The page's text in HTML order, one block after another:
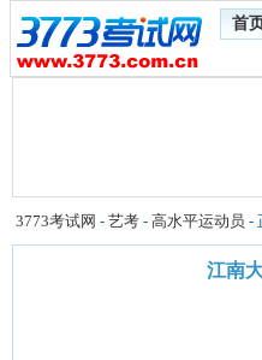
首
3773考试网 - 艺考 - 高水平运动员 -
江南